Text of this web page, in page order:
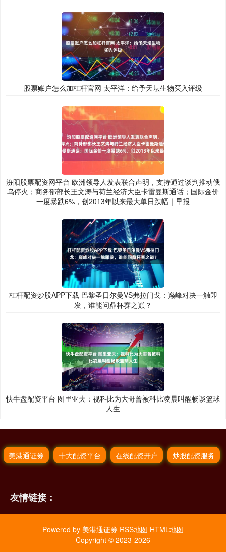
股票账户怎么加杠杆官网 太平洋：给予天坛生物买入评级
汾阳股票配资网平台 欧洲领导人发表联合声明，支持通过谈判推动俄
乌停火；商务部部长王文涛与荷兰经济大臣卡雷曼斯通话；国际金价
一度暴跌6%，创2013年以来最大单日跌幅｜早报
杠杆配资炒股APP下载 巴黎圣日尔曼VS弗拉门戈：巅峰对决一触即
发，谁能问鼎杯赛之巅？
快牛盘配资平台 图里亚夫：视科比为大哥曾被科比凌晨叫醒畅谈篮球
人生
美港通证券 十大配资平台 在线配资开户 炒股配资服务
友情链接：
Powered by 美港通证券 RSS地图 HTML地图
Copyright © 2023-2026